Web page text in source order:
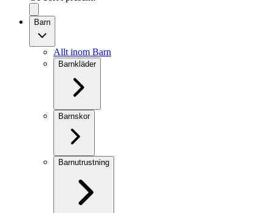
Barn
Allt inom Barn
Barnkläder
Barnskor
Barnutrustning